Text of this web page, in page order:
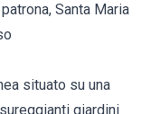
Santa Maria
situato su una
giardini